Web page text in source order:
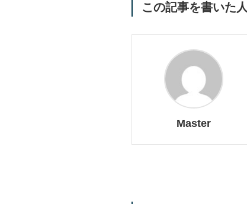
この記事を書いた人
Master